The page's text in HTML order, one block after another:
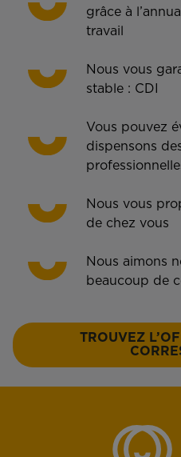
grâce à
travail
Nous vous
stable : CDI
Vous pouvez
dispensons
Nous vous
de chez vous
Nous aimons
beaucoup de
TROUVEZ